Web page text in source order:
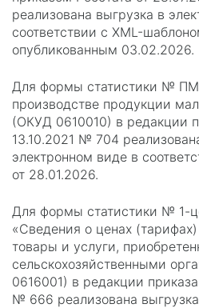
реализована выгрузка в
соответствии с XML-
опубликованным 03.02.2026.
Для формы статистики №
производстве продукции
(ОКУД 0610010) в редакции
13.10.2021 № 704
электронном виде в
от 28.01.2026.
Для формы статистики № 1-
«Сведения о ценах
товары и услуги,
сельскохозяйственными
0616001) в редакции
№ 666 реализована